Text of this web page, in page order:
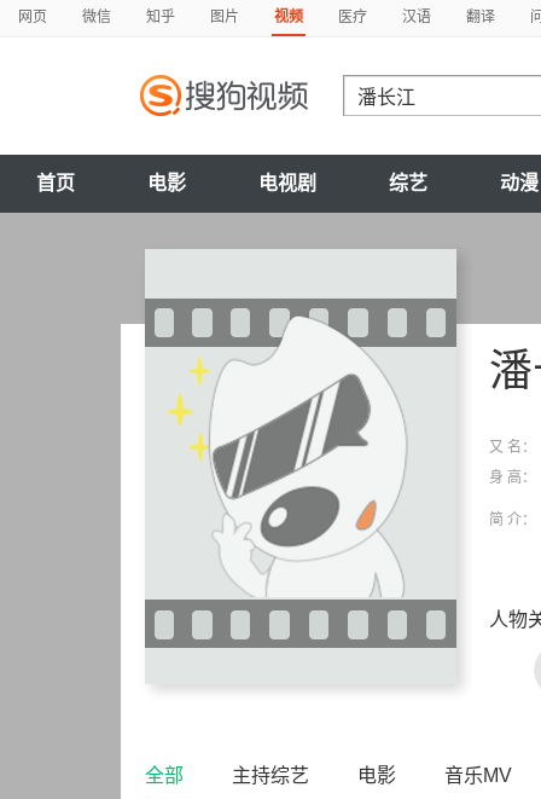
网页 微信 知乎 图片 视频 医疗 汉语 翻译
首页 电影 电视剧 综艺 动漫
又 名：
身 高：
简 介：
人物
全部 主持综艺 电影 音乐MV